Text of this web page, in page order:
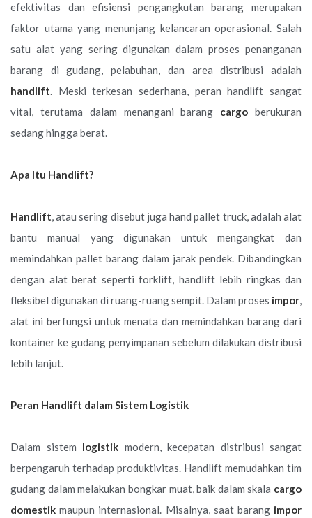
efektivitas dan efisiensi pengangkutan barang merupakan
faktor utama yang menunjang kelancaran operasional. Salah
satu alat yang sering digunakan dalam proses penanganan
barang di gudang, pelabuhan, dan area distribusi adalah
handlift. Meski terkesan sederhana, peran handlift sangat
vital, terutama dalam menangani barang cargo berukuran
sedang hingga berat.
Apa Itu Handlift?
Handlift, atau sering disebut juga hand pallet truck, adalah alat
bantu manual yang digunakan untuk mengangkat dan
memindahkan pallet barang dalam jarak pendek. Dibandingkan
dengan alat berat seperti forklift, handlift lebih ringkas dan
fleksibel digunakan di ruang-ruang sempit. Dalam proses impor,
alat ini berfungsi untuk menata dan memindahkan barang dari
kontainer ke gudang penyimpanan sebelum dilakukan distribusi
lebih lanjut.
Peran Handlift dalam Sistem Logistik
Dalam sistem logistik modern, kecepatan distribusi sangat
berpengaruh terhadap produktivitas. Handlift memudahkan tim
gudang dalam melakukan bongkar muat, baik dalam skala cargo
domestik maupun internasional. Misalnya, saat barang impor